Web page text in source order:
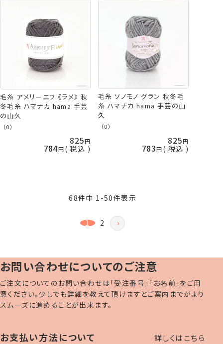
毛糸 アメリーエフ 《ラメ》 秋
冬毛糸 ハマナカ hama 手芸
の山久
（0）
825
784 税込
毛糸 ソノモノ グラン 秋冬毛
糸 ハマナカ hama 手芸の山
久
（0）
825
783 税込
68件中 1 -50件表示
1 2
お問い合わせについてのご注意
ご注文についてのお問い合わせは「受注番号」「お名前」をご用
意ください。少しでも詳細を教えて頂けますとご案内までがより
スムーズに進めることが出来ます。
お支払い方法について 詳しくはこちら